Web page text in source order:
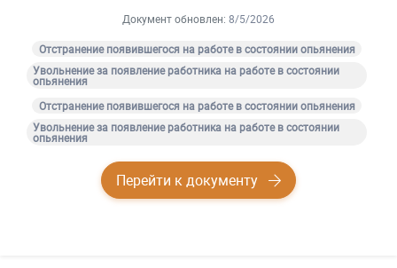
Документ обновлен: 8/5/2026
Отстранение появившегося на работе в состоянии опьянения
Увольнение за появление работника на работе в состоянии
опьянения
Отстранение появившегося на работе в состоянии опьянения
Увольнение за появление работника на работе в состоянии
опьянения
Перейти к документу